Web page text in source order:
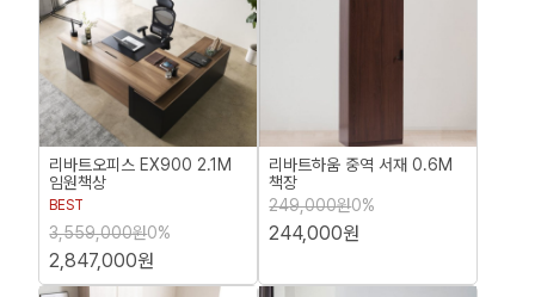
리바트오피스 EX900 2.1M
임원책상
BEST
3,559,000원0%
2,847,000원
리바트하움 중역 서재 0.6M
책장
249,000원0%
244,000원